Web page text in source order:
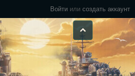
Войти или создать аккаунт